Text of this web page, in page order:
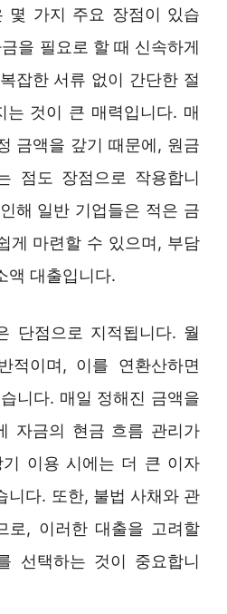
몇 가지 주요 장점이 있습
을 필요로 할 때 신속하게
잡한 서류 없이 간단한 절
는 것이 큰 매력입니다. 매
금액을 갚기 때문에, 원금
점도 장점으로 작용합니
해 일반 기업들은 적은 금
게 마련할 수 있으며, 부담
액 대출입니다.
단점으로 지적됩니다. 월
적이며, 이를 연환산하면
니다. 매일 정해진 금액을
자금의 현금 흐름 관리가
이용 시에는 더 큰 이자
니다. 또한, 불법 사채와 관
로, 이러한 대출을 고려할
선택하는 것이 중요합니